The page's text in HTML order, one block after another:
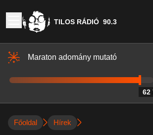
TILOS RÁDIÓ 90.3
Maraton adomány mutató
62
Főoldal Hírek